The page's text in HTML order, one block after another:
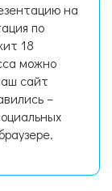
на
по
18
можно
сайт
–